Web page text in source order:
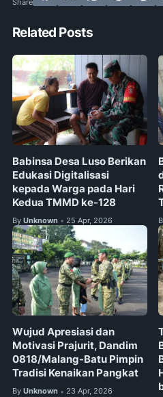
Related Posts
Babinsa Desa Luso Berikan
Edukasi Digitalisasi
kepada Warga pada Hari
Kedua TMMD ke-128
By Unknown • 25 Apr, 2026
Wujud Apresiasi dan
Motivasi Prajurit, Dandim
0818/Malang-Batu Pimpin
Tradisi Kenaikan Pangkat
By Unknown • 23 Apr, 2026